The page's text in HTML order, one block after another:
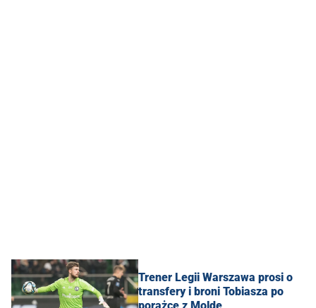
Trener Legii Warszawa prosi o
transfery i broni Tobiasza po